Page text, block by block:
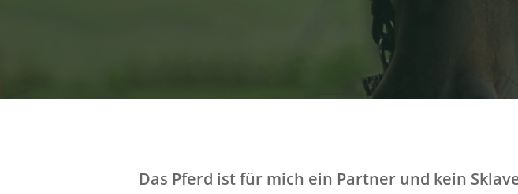
Das Pferd ist für mich ein Partner und kein